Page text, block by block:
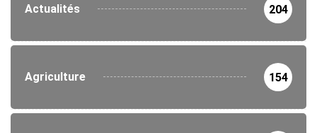
Actualités 204
Agriculture 154